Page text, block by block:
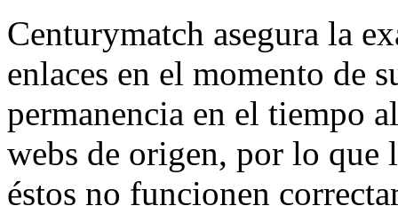
Centurymatch asegura la
enlaces en el momento de
permanencia en el tiempo
webs de origen, por lo que
éstos no funcionen